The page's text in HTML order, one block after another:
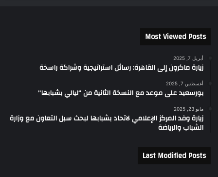
Most Viewed Posts
أبريل 7, 2025
زيارة ماكرون إلى القاهرة: رسائل استراتيجية وشراكة راسخة
أغسطس 7, 2025
بورسعيد على موعد مع النسخة الثانية من “ليالي بشبابها”
مايو 23, 2025
زيارة وفد المركز الإعلامي لاتحاد بشبابها لبحث سبل التعاون مع وزارة
الشباب والرياضة
Last Modified Posts